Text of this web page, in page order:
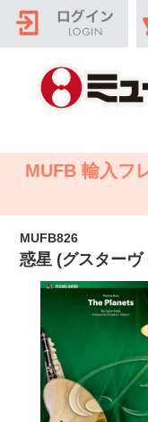
MUFB 輸入フ
MUFB826
惑星 (グスターヴ